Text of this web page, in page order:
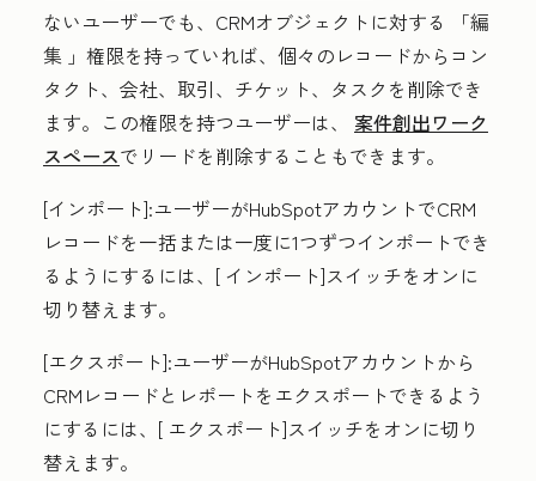
ないユーザーでも、CRMオブジェクトに対する
「編
集 」権限を持っていれば、個々のレコードからコン
タクト、会社、取引、チケット、タスクを削除でき
ます。この権限を持つユーザーは、 案件創出ワーク
スペースでリードを削除することもできます。
[インポート]:ユーザーがHubSpotアカウントでCRM
レコードを一括または一度に1つずつインポートでき
るようにするには、[ インポート]スイッチをオンに
切り替えます。
[エクスポート]:ユーザーがHubSpotアカウントから
CRMレコードとレポートをエクスポートできるよう
にするには、[ エクスポート]スイッチをオンに切り
替えます。